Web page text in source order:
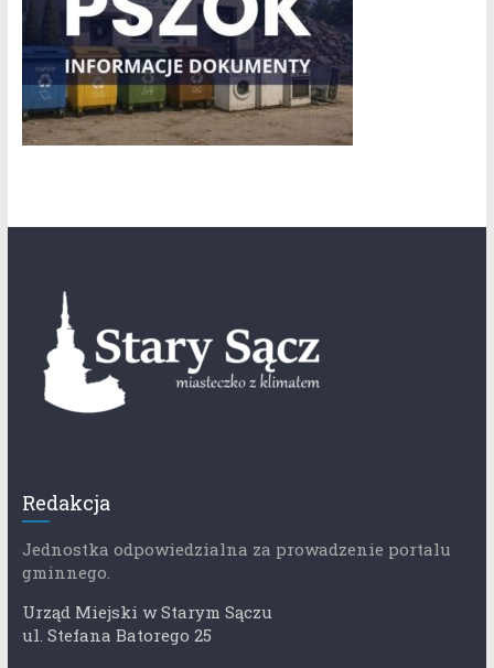
Redakcja
Jednostka odpowiedzialna za prowadzenie portalu
gminnego.
Urząd Miejski w Starym Sączu
ul. Stefana Batorego 25